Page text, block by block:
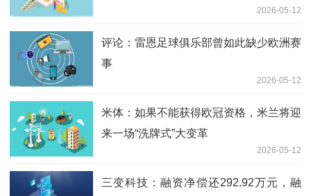
2026-05-12
评论：雷恩足球俱乐部曾如此缺少欧洲赛
事
2026-05-12
米体：如果不能获得欧冠资格，米兰将迎
来一场“洗牌式”大变革
2026-05-12
三变科技：融资净偿还292.92万元，融